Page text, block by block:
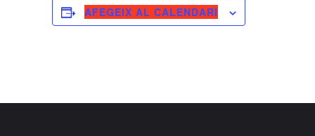
AFEGEIX AL CALENDARI